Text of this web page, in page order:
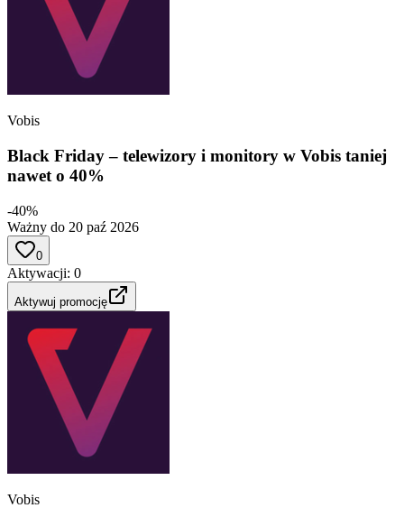
Vobis
Black Friday – telewizory i monitory w Vobis taniej
nawet o 40%
-40%
Ważny do 20 paź 2026
0
Aktywacji: 0
Aktywuj promocję
Vobis